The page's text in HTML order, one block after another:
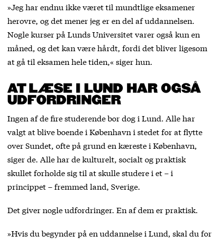
»Jeg har endnu ikke været til mundtlige eksamener
herovre, og det mener jeg er en del af uddannelsen.
Nogle kurser på Lunds Universitet varer også kun en
måned, og det kan være hårdt, fordi det bliver ligesom
at gå til eksamen hele tiden,« siger hun.
AT LÆSE I LUND HAR OGSÅ
UDFORDRINGER
Ingen af de fire studerende bor dog i Lund. Alle har
valgt at blive boende i København i stedet for at flytte
over Sundet, ofte på grund en kæreste i København,
siger de. Alle har de kulturelt, socialt og praktisk
skullet forholde sig til at skulle studere i et – i
princippet – fremmed land, Sverige.
Det giver nogle udfordringer. En af dem er praktisk.
»Hvis du begynder på en uddannelse i Lund, skal du for